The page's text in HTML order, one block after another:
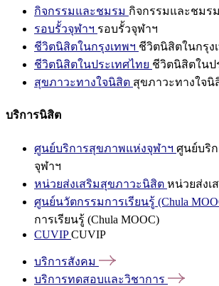
กิจกรรมและชมรม กิจกรรมและชมรม
รอบรั้วจุฬาฯ รอบรั้วจุฬาฯ
ชีวิตนิสิตในกรุงเทพฯ ชีวิตนิสิตในกรุง
ชีวิตนิสิตในประเทศไทย ชีวิตนิสิตในป
สุขภาวะทางใจนิสิต สุขภาวะทางใจนิ
บริการนิสิต
ศูนย์บริการสุขภาพแห่งจุฬาฯ ศูนย์บริ
จุฬาฯ
หน่วยส่งเสริมสุขภาวะนิสิต หน่วยส่งเ
ศูนย์นวัตกรรมการเรียนรู้ (Chula
การเรียนรู้ (Chula MOOC)
CUVIPCUVIP
บริการสังคม
บริการทดสอบและวิชาการ